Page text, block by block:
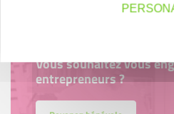
Vous souhaitez vous
entrepreneurs ?